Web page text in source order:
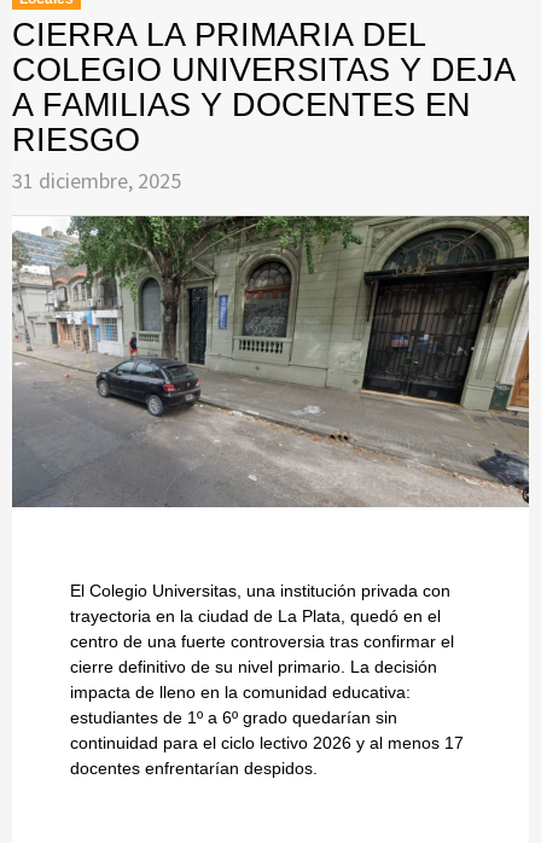
CIERRA LA PRIMARIA DEL
COLEGIO UNIVERSITAS Y DEJA
A FAMILIAS Y DOCENTES EN
RIESGO
31 diciembre, 2025
El Colegio Universitas, una institución privada con
trayectoria en la ciudad de La Plata, quedó en el
centro de una fuerte controversia tras confirmar el
cierre definitivo de su nivel primario. La decisión
impacta de lleno en la comunidad educativa:
estudiantes de 1º a 6º grado quedarían sin
continuidad para el ciclo lectivo 2026 y al menos 17
docentes enfrentarían despidos.